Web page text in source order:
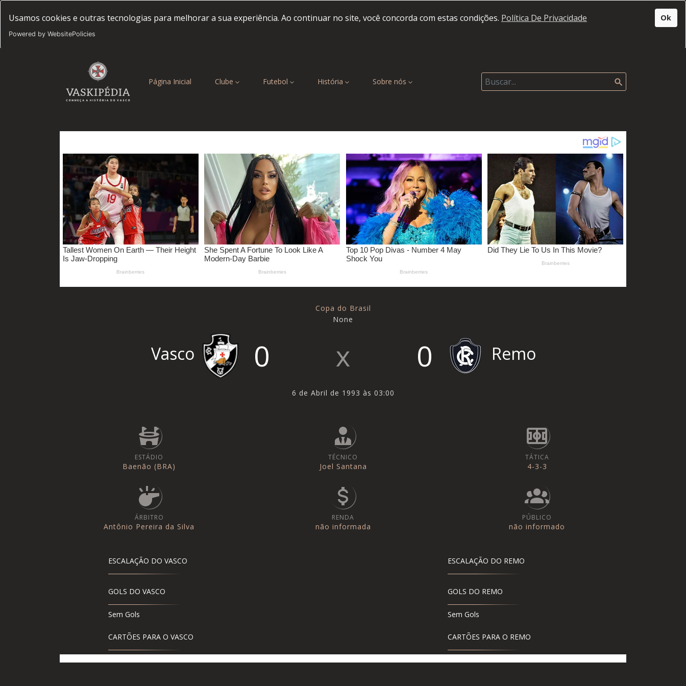
Usamos cookies e outras tecnologias para melhorar a sua experiência. Ao continuar no site, você concorda com estas condições. Política De Privacidade Ok
Powered by WebsitePolicies
Página Inicial (current)Clube Futebol História Sobre nós
Copa do Brasil
None
Vasco 0 0 Remo
6 de Abril de 1993 às 03:00
ESTÁDIO
Baenão (BRA)
TÉCNICO
Joel Santana
TÁTICA
4-3-3
ÁRBITRO
Antônio Pereira da Silva
RENDA
não informada
PÚBLICO
não informado
ESCALAÇÃO DO VASCO
GOLS DO VASCO
Sem Gols
CARTÕES PARA O VASCO
ESCALAÇÃO DO REMO
GOLS DO REMO
Sem Gols
CARTÕES PARA O REMO